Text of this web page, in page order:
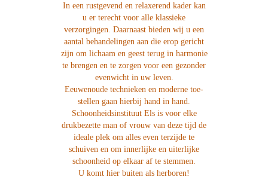
In een rustgevend en relaxerend kader kan
u er terecht voor alle klassieke
verzorgingen. Daarnaast bieden wij u een
aantal behandelingen aan die erop gericht
zijn om lichaam en geest terug in harmonie
te brengen en te zorgen voor een gezonder
evenwicht in uw leven.
Eeuwenoude technieken en moderne toe-
stellen gaan hierbij hand in hand.
Schoonheidsinstituut Els is voor elke
drukbezette man of vrouw van deze tijd de
ideale plek om alles even terzijde te
schuiven en om innerlijke en uiterlijke
schoonheid op elkaar af te stemmen.
U komt hier buiten als herboren!